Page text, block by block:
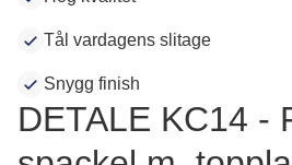
Tål vardagens slitage
Snygg finish
DETALE KC14 -